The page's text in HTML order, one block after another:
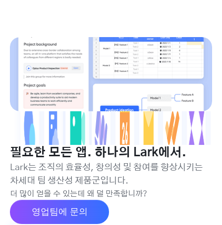
필요한 모든 앱. 하나의 Lark에서.
Lark는 조직의 효율성, 창의성 및 참여를 향상시키는
차세대 팀 생산성 제품군입니다.
더 많이 얻을 수 있는데 왜 덜 만족합니까?
영업팀에 문의